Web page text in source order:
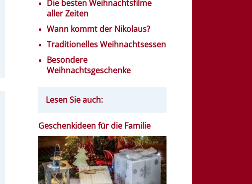
Die besten Weihnachtsfilme
aller Zeiten
Wann kommt der Nikolaus?
Traditionelles Weihnachtsessen
Besondere
Weihnachtsgeschenke
Lesen Sie auch:
Geschenkideen für die Familie